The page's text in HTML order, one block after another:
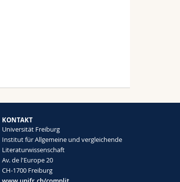
KONTAKT
Universität Freiburg
Institut für Allgemeine und vergleichende
Literaturwissenschaft
Av. de l'Europe 20
CH-1700 Freiburg